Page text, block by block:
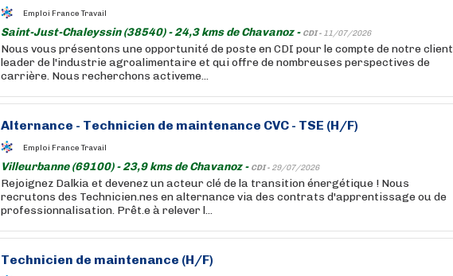
Emploi France Travail
Saint-Just-Chaleyssin (38540) - 24,3 kms de Chavanoz - CDI - 11/07/2026
Nous vous présentons une opportunité de poste en CDI pour le compte de notre client
leader de l'industrie agroalimentaire et qui offre de nombreuses perspectives de
carrière. Nous recherchons activeme...
Alternance - Technicien de maintenance CVC - TSE (H/F)
Emploi France Travail
Villeurbanne (69100) - 23,9 kms de Chavanoz - CDI - 29/07/2026
Rejoignez Dalkia et devenez un acteur clé de la transition énergétique ! Nous
recrutons des Technicien.nes en alternance via des contrats d'apprentissage ou de
professionnalisation. Prêt.e à relever l...
Technicien de maintenance (H/F)